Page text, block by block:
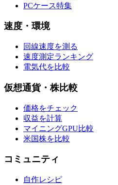
PCケース特集
速度・環境
回線速度を測る
速度測定ランキング
電気代を比較
仮想通貨・株比較
価格をチェック
収益を計算
マイニングGPU比較
米国株を比較
コミュニティ
自作レシピ